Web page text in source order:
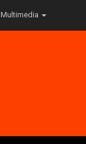
Multimedia